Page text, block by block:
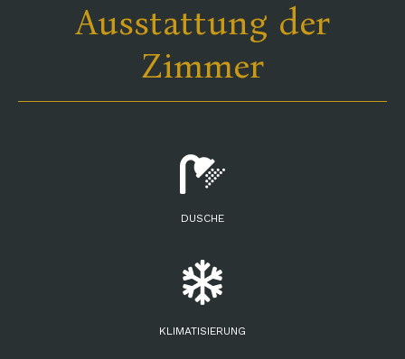
Ausstattung der
Zimmer
DUSCHE
KLIMATISIERUNG
Home